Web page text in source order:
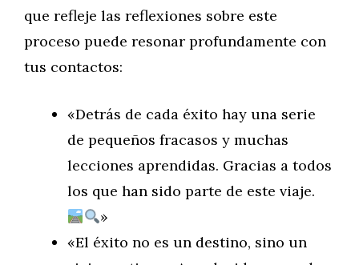
que refleje las reflexiones sobre este
proceso puede resonar profundamente con
tus contactos:
«Detrás de cada éxito hay una serie
de pequeños fracasos y muchas
lecciones aprendidas. Gracias a todos
los que han sido parte de este viaje.
»
«El éxito no es un destino, sino un